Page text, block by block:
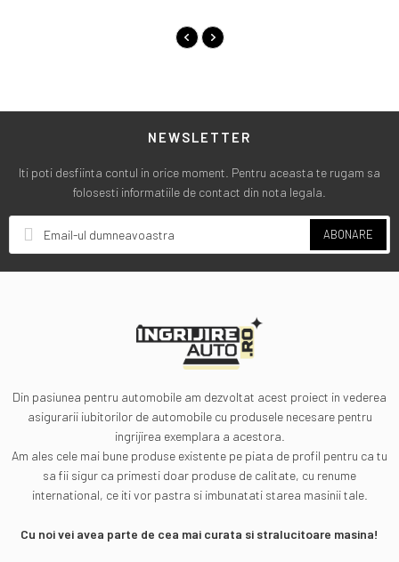
NEWSLETTER
Iti poti desfiinta contul in orice moment. Pentru aceasta te rugam sa
folosesti informatiile de contact din nota legala.
ABONARE
Din pasiunea pentru automobile am dezvoltat acest proiect in vederea
asigurarii iubitorilor de automobile cu produsele necesare pentru
ingrijirea exemplara a acestora.
Am ales cele mai bune produse existente pe piata de profil pentru ca tu
sa fii sigur ca primesti doar produse de calitate, cu renume
international, ce iti vor pastra si imbunatati starea masinii tale.
Cu noi vei avea parte de cea mai curata si stralucitoare masina!